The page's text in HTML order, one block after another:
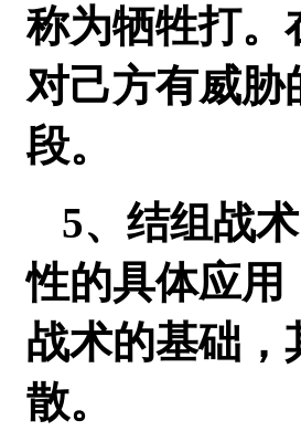
称为牺牲打。
对己方有威胁
段。
5、结组战
性的具体应用
战术的基础，
散。